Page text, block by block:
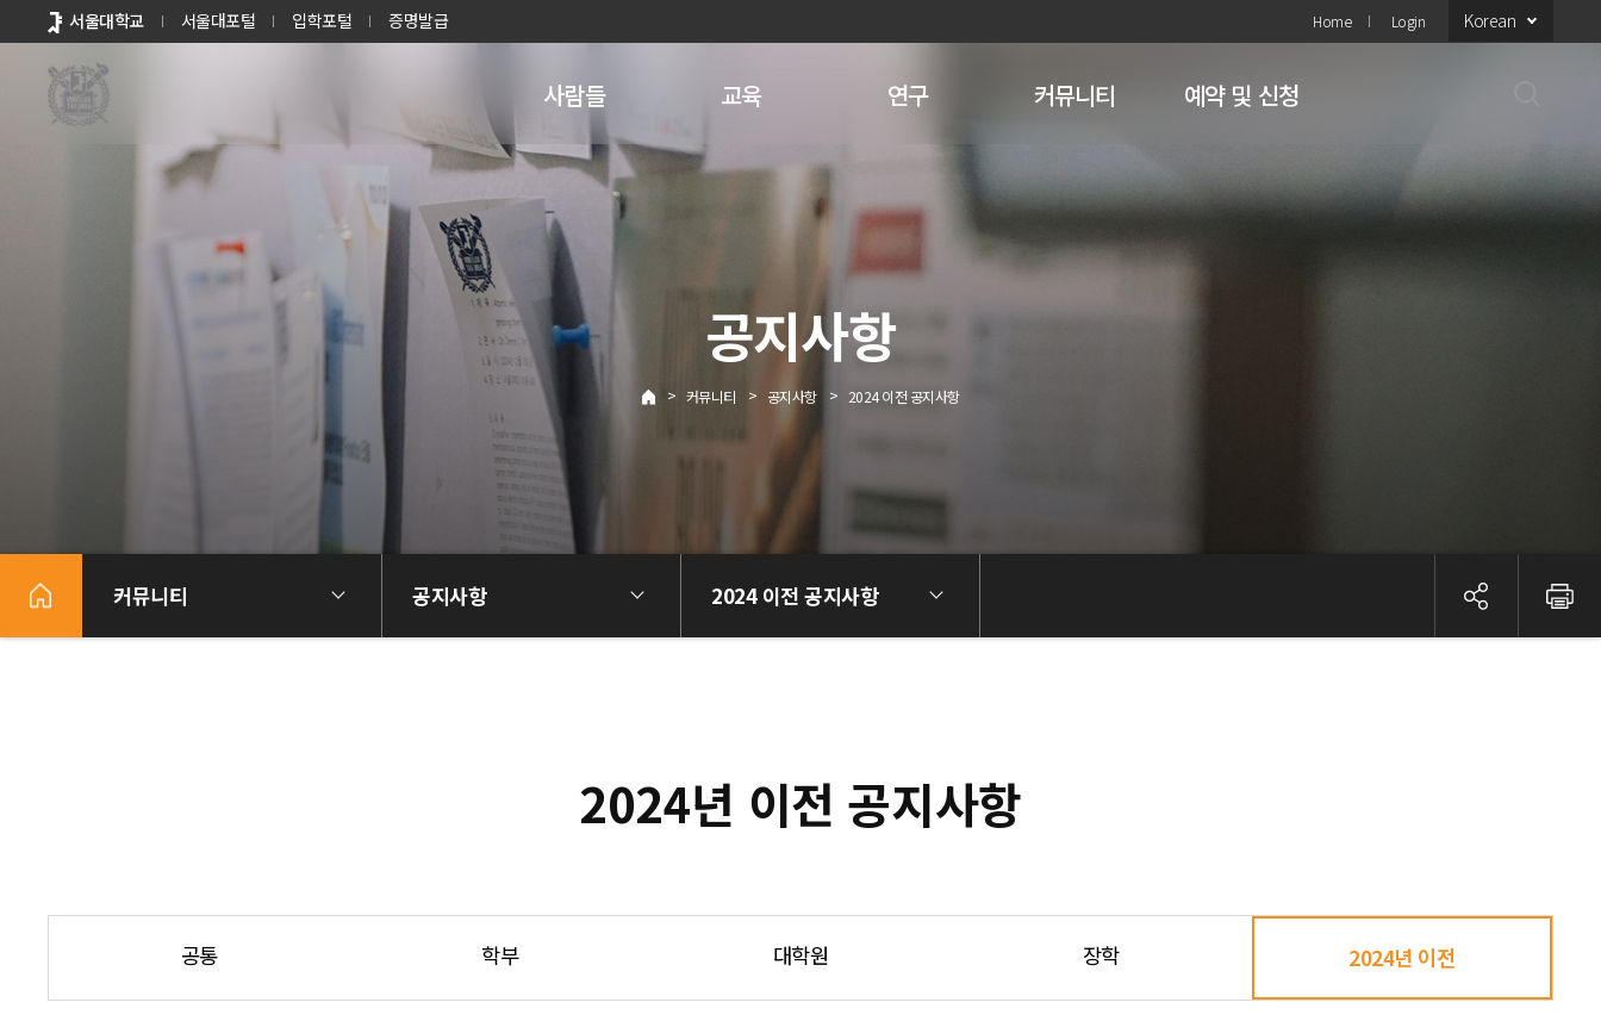
바로가기
메뉴
서울대학교 서울대포털 입학포털 증명발급 Home Login Korean
사람들 교육 연구 커뮤니티 예약 및 신청
공지사항
> 커뮤니티 > 공지사항 > 2024 이전 공지사항
커뮤니티 공지사항 2024 이전 공지사항
2024년 이전 공지사항
공통 학부 대학원 장학 2024년 이전